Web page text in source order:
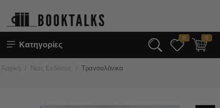
Κατηγορίες
0 0
Αρχική / Νέες Εκδόσεις / Τρανσαλόνικα